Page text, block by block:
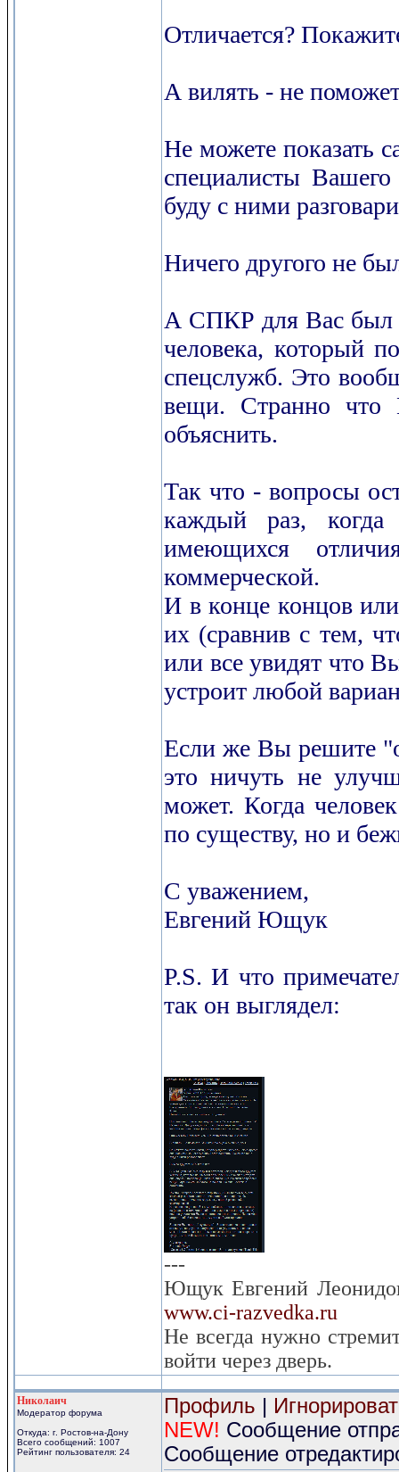
Отличается?
А вилять - не
Не можете показать
специалисты
буду с ними
Ничего другого не
А СПКР для Вас был
человека, который
спецслужб. Это
вещи. Странно
объяснить.
Так что - вопросы
каждый раз, когда
имеющихся
коммерческой.
И в конце концов
их (сравнив с тем,
или все увидят что
устроит любой
Если же Вы решите
это ничуть не
может. Когда
по существу, но и
С уважением,
Евгений Ющук
P.S. И что
так он выглядел:
---
Ющук Евгений
www.ci-razvedka.ru
Не всегда нужно
войти через дверь.
Николаич
Модератор форума
Откуда: г. Ростов-на-Дону
Всего сообщений: 1007
Рейтинг пользователя: 24
Профиль |
NEW! Сообщение
Сообщение